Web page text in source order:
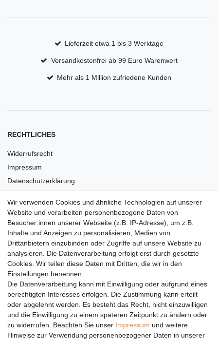
Lieferzeit etwa 1 bis 3 Werktage
Versandkostenfrei ab 99 Euro Warenwert
Mehr als 1 Million zufriedene Kunden
RECHTLICHES
Widerrufsrecht
Impressum
Datenschutzerklärung
Versandkosten
Barrierefreiheit
Anleitungen
Vertrag widerrufen
PARTNER
DHL
GLS
PaketPLUS
Wir verwenden Cookies und ähnliche Technologien auf unserer
Website und verarbeiten personenbezogene Daten von
Besucher:innen unserer Webseite (z.B. IP-Adresse), um z.B.
Inhalte und Anzeigen zu personalisieren, Medien von
Drittanbietern einzubinden oder Zugriffe auf unsere Website zu
analysieren. Die Datenverarbeitung erfolgt erst durch gesetzte
Cookies. Wir teilen diese Daten mit Dritten, die wir in den
Einstellungen benennen.
Die Datenverarbeitung kann mit Einwilligung oder aufgrund eines
berechtigten Interesses erfolgen. Die Zustimmung kann erteilt
oder abgelehnt werden. Es besteht das Recht, nicht einzuwilligen
und die Einwilligung zu einem späteren Zeitpunkt zu ändern oder
zu widerrufen. Beachten Sie unser Impressum und weitere
Hinweise zur Verwendung personenbezogener Daten in unserer